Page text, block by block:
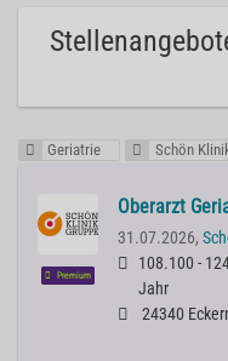
Geriatrie Schön
Premium
Oberarzt
31.07.2026,
108.100 -
Jahr
24340